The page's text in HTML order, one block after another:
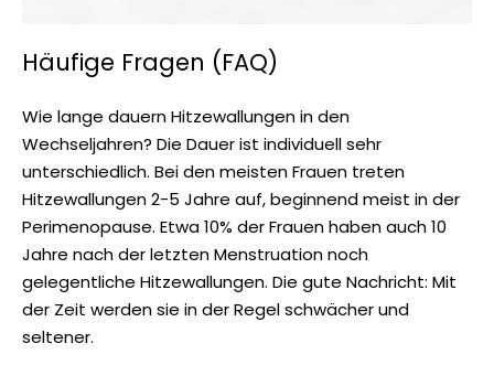
Häufige Fragen (FAQ)
Wie lange dauern Hitzewallungen in den
Wechseljahren? Die Dauer ist individuell sehr
unterschiedlich. Bei den meisten Frauen treten
Hitzewallungen 2-5 Jahre auf, beginnend meist in der
Perimenopause. Etwa 10% der Frauen haben auch 10
Jahre nach der letzten Menstruation noch
gelegentliche Hitzewallungen. Die gute Nachricht: Mit
der Zeit werden sie in der Regel schwächer und
seltener.